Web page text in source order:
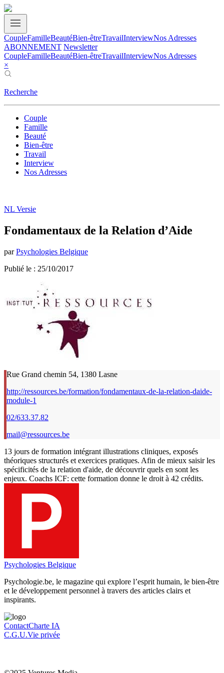
CoupleFamilleBeautéBien-êtreTravailInterviewNos Adresses
ABONNEMENT Newsletter
CoupleFamilleBeautéBien-êtreTravailInterviewNos Adresses
×
Recherche
Couple
Famille
Beauté
Bien-être
Travail
Interview
Nos Adresses
NL Versie
Fondamentaux de la Relation d’Aide
par Psychologies Belgique
Publié le : 25/10/2017
Rue Grand chemin 54, 1380 Lasne
http://ressources.be/formation/fondamentaux-de-la-relation-daide-
module-1
02/633.37.82
mail@ressources.be
13 jours de formation intégrant illustrations cliniques, exposés
théoriques structurés et exercices pratiques. Afin de mieux saisir les
spécificités de la relation d'aide, de découvrir quels en sont les
enjeux. Coachs ICF: cette formation donne le droit à 42 crédits.
Psychologies Belgique
Psychologie.be, le magazine qui explore l’esprit humain, le bien-être
et le développement personnel à travers des articles clairs et
inspirants.
ContactCharte IA
C.G.U.Vie privée